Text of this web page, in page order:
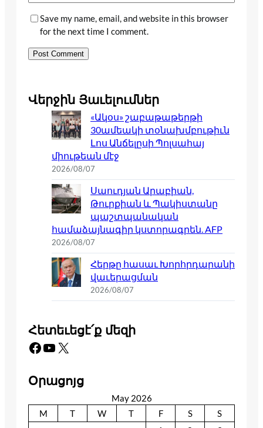
Save my name, email, and website in this browser
for the next time I comment.
Վերջին Յաւելումներ
«Ակօս» շաբաթաթերթի
30ամեակի տօնախմբութիւն
Լոս Անճելըսի Պոլսահայ
միութեան մէջ
2026/08/07
Սաուդյան Արաբիան,
Թուրքիան և Պակիստանը
պաշտպանական
համաձայնագիր կստորագրեն. AFP
2026/08/07
Հերթը հասաւ Խորհրդարանի
վաւերացման
2026/08/07
Հետեւեցէ՛ք մեզի
Facebook YouTube X
Օրացոյց
May 2026
M
T W T F S
S